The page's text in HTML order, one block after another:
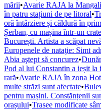
mării•Avarie RAJA la
în patru stațiuni de pe litoral•
oră întârziere și căldură în
Șerban, cu mașina într-un
București. Artista a scăpat
Europenele de nataţie: Simt
Abia aştept să concurez•
Pod al lui Constantin a ieșit
rară•Avarie RAJA în zona
multe străzi sunt afectate•
pentru mașini. Constănțenii
orașului•Trasee modificate